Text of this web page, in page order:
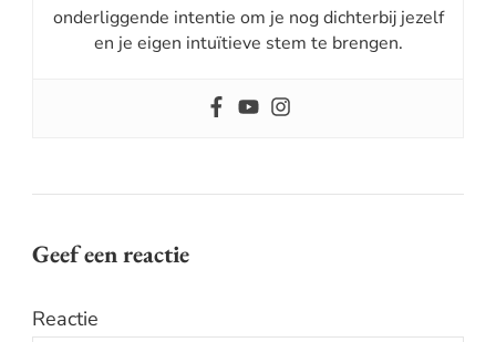
onderliggende intentie om je nog dichterbij jezelf
en je eigen intuïtieve stem te brengen.
Geef een reactie
Reactie